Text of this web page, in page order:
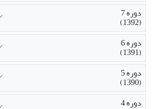
دوره 7
(1392)
دوره 6
(1391)
دوره 5
(1390)
دوره 4